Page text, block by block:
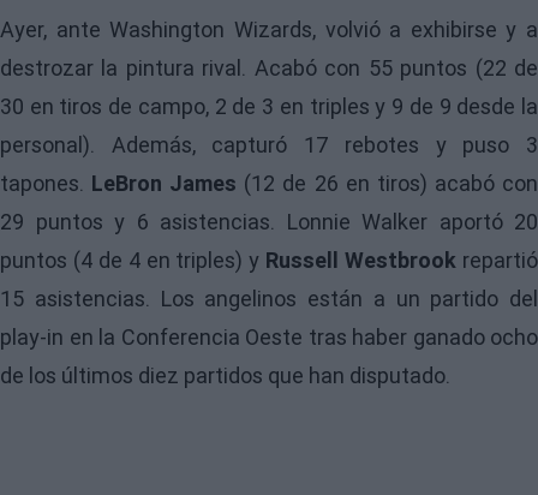
Ayer, ante Washington Wizards, volvió a exhibirse y a
destrozar la pintura rival. Acabó con 55 puntos (22 de
30 en tiros de campo, 2 de 3 en triples y 9 de 9 desde la
personal). Además, capturó 17 rebotes y puso 3
tapones. LeBron James (12 de 26 en tiros) acabó con
29 puntos y 6 asistencias. Lonnie Walker aportó 20
puntos (4 de 4 en triples) y Russell Westbrook repartió
15 asistencias. Los angelinos están a un partido del
play-in en la Conferencia Oeste tras haber ganado ocho
de los últimos diez partidos que han disputado.